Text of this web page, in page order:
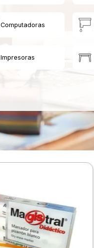
Computadoras
Impresoras